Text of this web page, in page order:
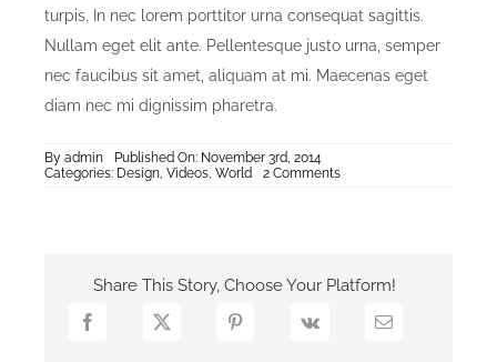
turpis. In nec lorem porttitor urna consequat sagittis.
Nullam eget elit ante. Pellentesque justo urna, semper
nec faucibus sit amet, aliquam at mi. Maecenas eget
diam nec mi dignissim pharetra.
By admin
Published On: November 3rd, 2014
Categories: Design, Videos, World 2 Commentson
Share This Story, Choose Your Platform!